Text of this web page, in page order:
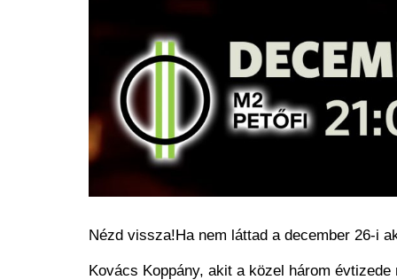
Nézd vissza!Ha nem láttad a december 26-i
Kovács Koppány, akit a közel három